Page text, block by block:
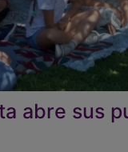
abre sus
como referente
familias